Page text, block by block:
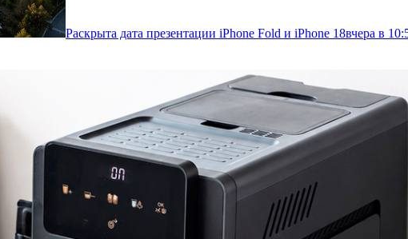
Раскрыта дата презентации iPhone Fold и iPhone 18вчера в